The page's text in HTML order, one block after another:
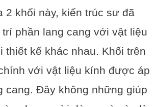
2 khối này, kiến trúc sư đã
phần lang cang với vật liệu
thiết kế khác nhau. Khối trên
với vật liệu kính được áp
cang. Đây không những giúp